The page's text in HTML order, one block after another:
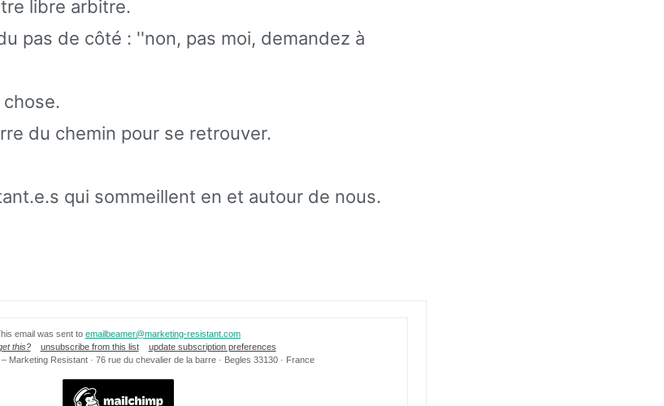
libre arbitre.
pas de côté : ''non, pas moi, demandez à
du chemin pour se retrouver.
qui sommeillent en et autour de nous.
email was sent to emailbeamer@marketing-resistant.com
this?
unsubscribe from this list
update subscription preferences
Marketing Resistant · 76 rue du chevalier de la barre · Begles 33130 · France